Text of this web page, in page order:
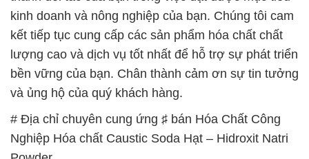
và ủng hộ của quý khách hàng.
# Địa chỉ chuyên cung ứng ♯ bán Hóa Chất Công
Nghiệp Hóa chất Caustic Soda Hạt – Hidroxit Natri
Powder
# Nhà kinh doanh ≥ cung cấp Hóa Chất Công
Nghiệp Hóa chất Caustic Soda Hạt – Hidroxit Natri
Powder
# Công ty cung cấp & bán Hóa Chất Công Nghiệp